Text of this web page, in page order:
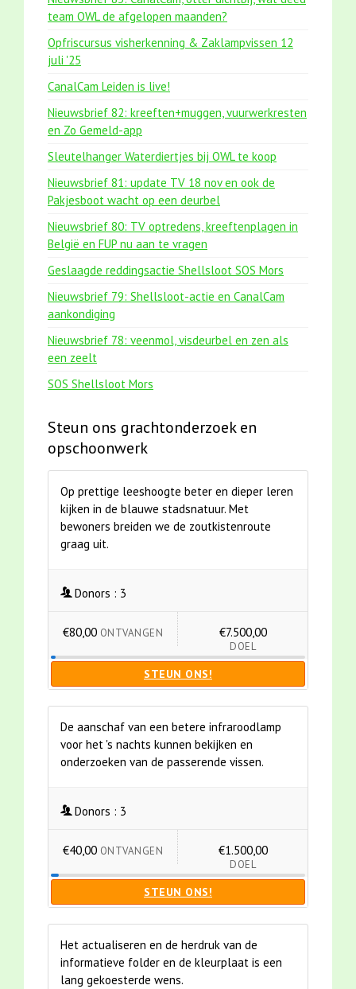
team OWL de afgelopen maanden?
Opfriscursus visherkenning & Zaklampvissen 12
juli '25
CanalCam Leiden is live!
Nieuwsbrief 82: kreeften+muggen, vuurwerkresten
en Zo Gemeld-app
Sleutelhanger Waterdiertjes bij OWL te koop
Nieuwsbrief 81: update TV 18 nov en ook de
Pakjesboot wacht op een deurbel
Nieuwsbrief 80: TV optredens, kreeftenplagen in
België en FUP nu aan te vragen
Geslaagde reddingsactie Shellsloot SOS Mors
Nieuwsbrief 79: Shellsloot-actie en CanalCam
aankondiging
Nieuwsbrief 78: veenmol, visdeurbel en zen als
een zeelt
SOS Shellsloot Mors
Steun ons grachtonderzoek en
opschoonwerk
Op prettige leeshoogte beter en dieper leren
kijken in de blauwe stadsnatuur. Met
bewoners breiden we de zoutkistenroute
graag uit.
Donors : 3
€80,00 ONTVANGEN €7.500,00
DOEL
STEUN ONS!
De aanschaf van een betere infraroodlamp
voor het 's nachts kunnen bekijken en
onderzoeken van de passerende vissen.
Donors : 3
€40,00 ONTVANGEN €1.500,00
DOEL
STEUN ONS!
Het actualiseren en de herdruk van de
informatieve folder en de kleurplaat is een
lang gekoesterde wens.